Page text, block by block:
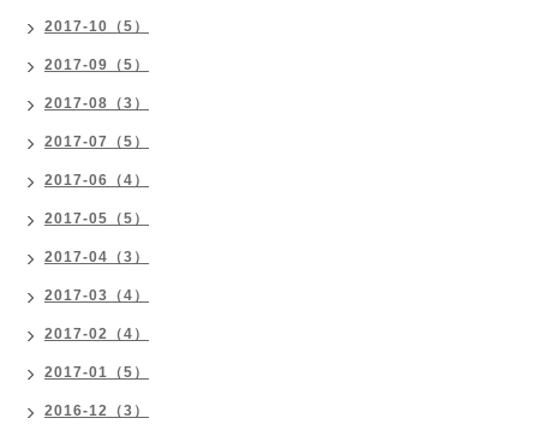
2017-10（5）
2017-09（5）
2017-08（3）
2017-07（5）
2017-06（4）
2017-05（5）
2017-04（3）
2017-03（4）
2017-02（4）
2017-01（5）
2016-12（3）